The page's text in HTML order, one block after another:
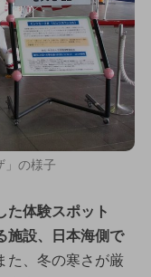
」の様子
た体験スポット
施設、日本海側で
た、冬の寒さが厳